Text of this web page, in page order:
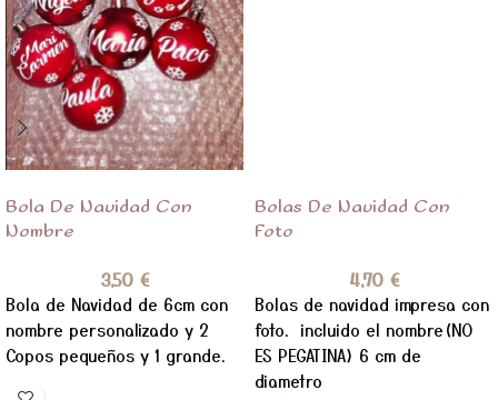
Bola De Navidad Con
Nombre
3,50 €
Bola de Navidad de 6cm con
nombre personalizado y 2
Copos pequeños y 1 grande.
Bolas De Navidad Con
Foto
4,70 €
Bolas de navidad impresa con
foto. incluido el nombre(NO
ES PEGATINA) 6 cm de
diametro